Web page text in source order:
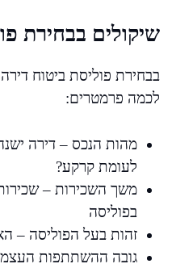
שיקולים בבחירת
בבחירת פוליסת ביטוח
לכמה פרמטרים:
מהות הנכס – דירה
לעומת קרקע?
משך השכירות –
בפוליסה
זהות בעל הפוליסה –
גובה ההשתתפות